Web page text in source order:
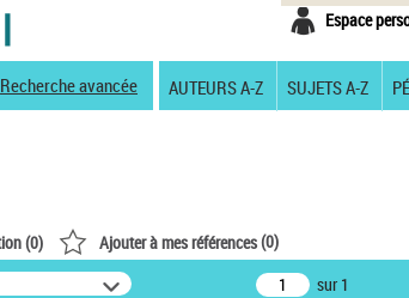
Espace
Recherche avancée AUTEURS A-Z SUJETS A-Z
(0) Ajouter à mes références(0)
sur 1